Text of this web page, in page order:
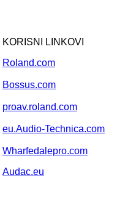
KORISNI LINKOVI
Roland.com
Bossus.com
proav.roland.com
eu.Audio-Technica.com
Wharfedalepro.com
Audac.eu